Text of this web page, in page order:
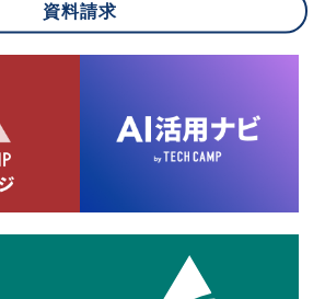
・分析した情報とその利用について
するデータ・マネジメント・プラットフォ
り収集されたウェブの閲覧機歴及びその分
れをお客様の個人データと結びつけた上
的で利用いたします。
資料請求